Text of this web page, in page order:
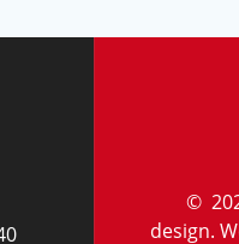
©
design.